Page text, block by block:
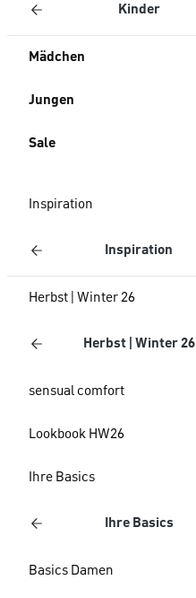
Kinder
Mädchen
Jungen
Sale
Inspiration
Inspiration
Herbst | Winter 26
Herbst | Winter 26
sensual comfort
Lookbook HW26
Ihre Basics
Ihre Basics
Basics Damen